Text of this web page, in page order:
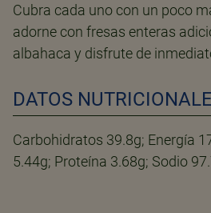
Cubra cada uno con un poco
adorne con fresas enteras
albahaca y disfrute de
DATOS
Carbohidratos 39.8g; Energía
5.44g; Proteína 3.68g; Sodio